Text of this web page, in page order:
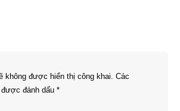
không được hiển thị công khai. Các
đánh dấu *